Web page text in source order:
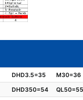
DHD3.5=35
M30=36
DHD350=54
QL50=55